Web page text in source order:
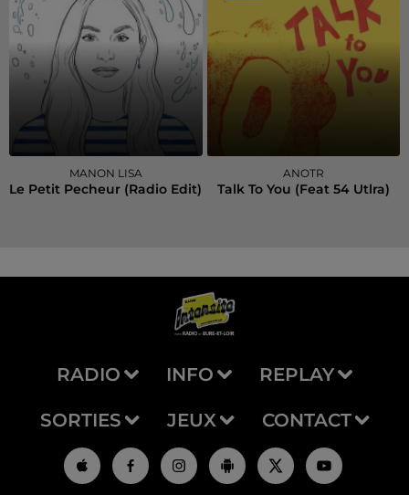
MANON LISA
Le Petit Pecheur (radio Edit)
ANOTR
Talk To You (feat 54 Utlra)
RADIO INFO REPLAY
SORTIES JEUX CONTACT